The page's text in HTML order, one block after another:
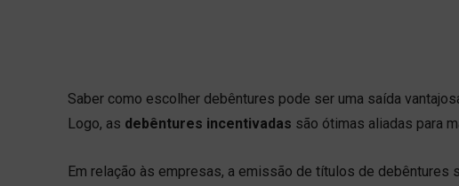
Saber como escolher debêntures pode ser uma saída
Logo, as debêntures incentivadas são ótimas aliadas para
Em relação às empresas, a emissão de títulos de